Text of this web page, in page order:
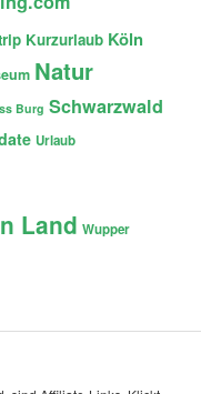
Kurzurlaub Köln
Natur
Burg Schwarzwald
Urlaub
Land Wupper